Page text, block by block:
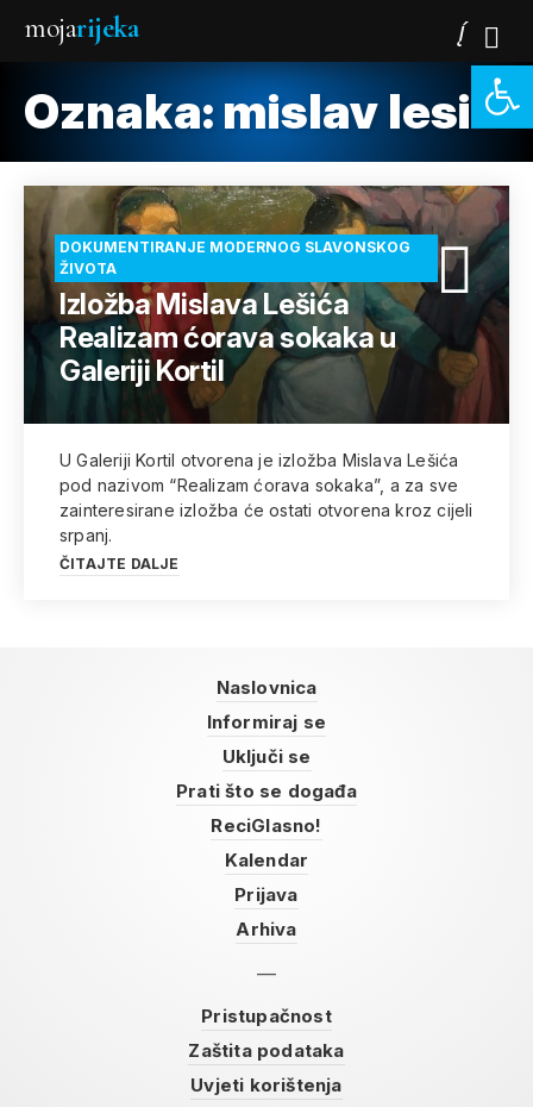
mojarijeka
Oznaka: mislav lesic
DOKUMENTIRANJE MODERNOG SLAVONSKOG
ŽIVOTA
Izložba Mislava Lešića
Realizam ćorava sokaka u
Galeriji Kortil
U Galeriji Kortil otvorena je izložba Mislava Lešića
pod nazivom “Realizam ćorava sokaka”, a za sve
zainteresirane izložba će ostati otvorena kroz cijeli
srpanj.
ČITAJTE DALJE
Naslovnica
Informiraj se
Uključi se
Prati što se događa
ReciGlasno!
Kalendar
Prijava
Arhiva
Pristupačnost
Zaštita podataka
Uvjeti korištenja